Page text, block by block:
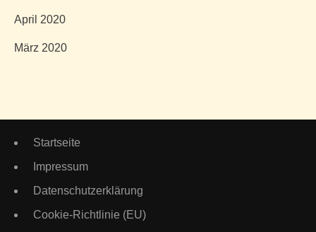
April 2020
März 2020
Startseite
Impressum
Datenschutzerklärung
Cookie-Richtlinie (EU)